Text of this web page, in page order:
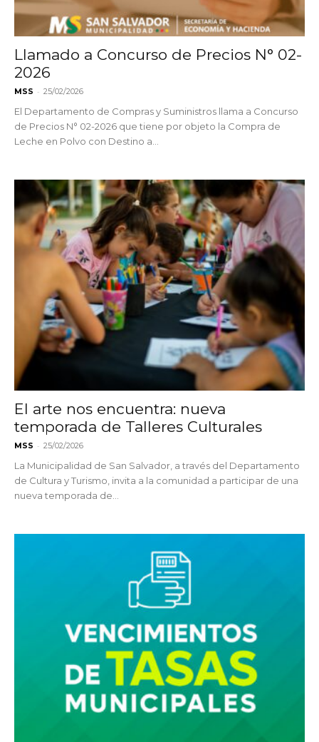
Llamado a Concurso de Precios N° 02-
2026
MSS - 25/02/2026
El Departamento de Compras y Suministros llama a Concurso
de Precios N° 02-2026 que tiene por objeto la Compra de
Leche en Polvo con Destino a...
El arte nos encuentra: nueva
temporada de Talleres Culturales
MSS - 25/02/2026
La Municipalidad de San Salvador, a través del Departamento
de Cultura y Turismo, invita a la comunidad a participar de una
nueva temporada de...